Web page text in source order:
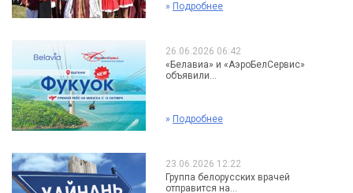
» Подробнее
26.06.2026 06:42
«Белавиа» и «АэроБелСервис»
объявили...
» Подробнее
23.06.2026 12:22
Группа белорусских врачей
отправится на...